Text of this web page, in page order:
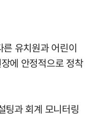
유치원과 어린이
에 안정적으로 정착
팅과 회계 모니터링